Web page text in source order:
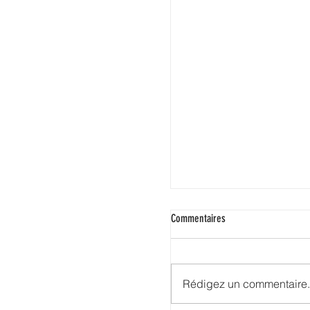
Parcours prometteurs au Mans
Commentaires
Rédigez un